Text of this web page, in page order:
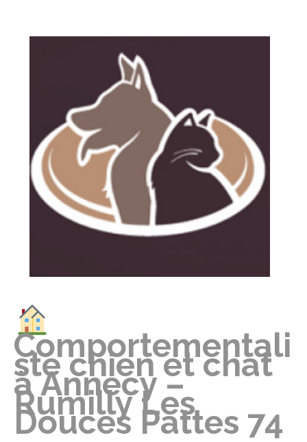
Comportementali
ste chien et chat
à Annecy –
Rumilly Les
Douces Pattes 74